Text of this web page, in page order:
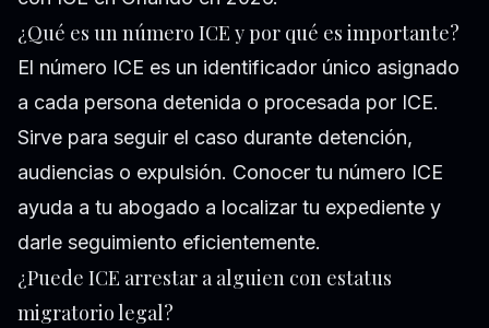
¿Qué es un número ICE y por qué es importante?
El número ICE es un identificador único asignado
a cada persona detenida o procesada por ICE.
Sirve para seguir el caso durante detención,
audiencias o expulsión. Conocer tu número ICE
ayuda a tu abogado a localizar tu expediente y
darle seguimiento eficientemente.
¿Puede ICE arrestar a alguien con estatus
migratorio legal?